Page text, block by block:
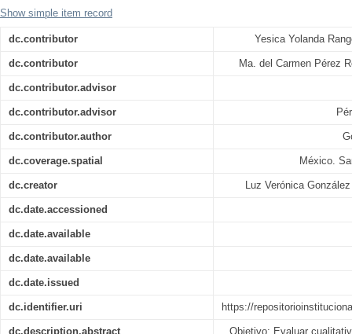
Evaluación cualitativa del
Salud Sexual y
en la Unidad de Cuidados
Show simple item record
dc.contributor Yesica Yolanda
dc.contributor Ma. del Carmen Pérez
dc.contributor.advisor
dc.contributor.advisor
dc.contributor.author
dc.coverage.spatial México.
dc.creator Luz Verónica
dc.date.accessioned
dc.date.available
dc.date.available
dc.date.issued
dc.identifier.uri https://
dc.description.abstract
Objetivo: Evaluar